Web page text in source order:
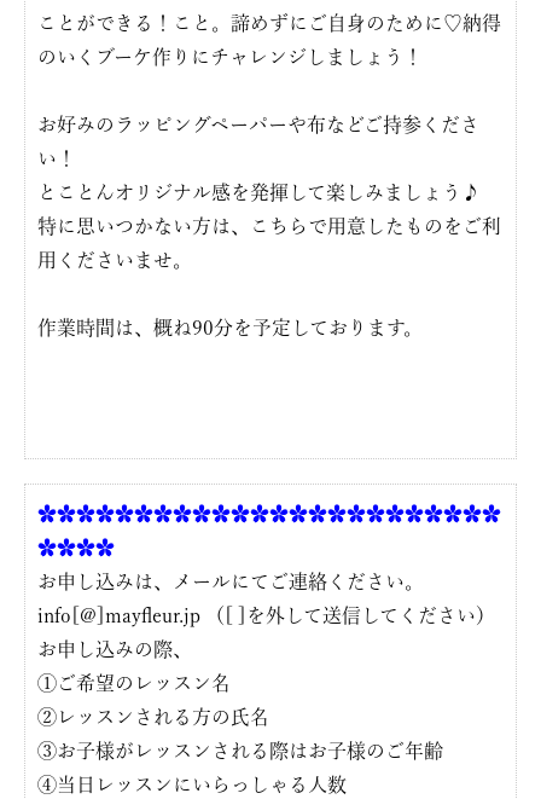
ことができる！こと。諦めずにご自身のために♡納得
のいくブーケ作りにチャレンジしましょう！
お好みのラッピングペーパーや布などご持参くださ
い！
とことんオリジナル感を発揮して楽しみましょう♪
特に思いつかない方は、こちらで用意したものをご利
用くださいませ。
作業時間は、概ね90分を予定しております。
✿✿✿✿✿✿✿✿✿✿✿✿✿✿✿✿✿✿✿✿✿✿✿✿
✿✿✿✿
お申し込みは、メールにてご連絡ください。
info[@]mayfleur.jp （[ ]を外して送信してください）
お申し込みの際、
①ご希望のレッスン名
②レッスンされる方の氏名
③お子様がレッスンされる際はお子様のご年齢
④当日レッスンにいらっしゃる人数